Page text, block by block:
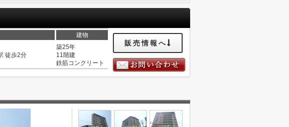
建物
徒歩2分
築25年
11階建
鉄筋コンクリート
販売情報へ